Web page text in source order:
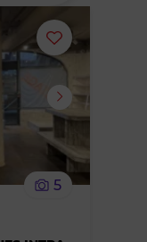
Ajouter
supprimer
le
5